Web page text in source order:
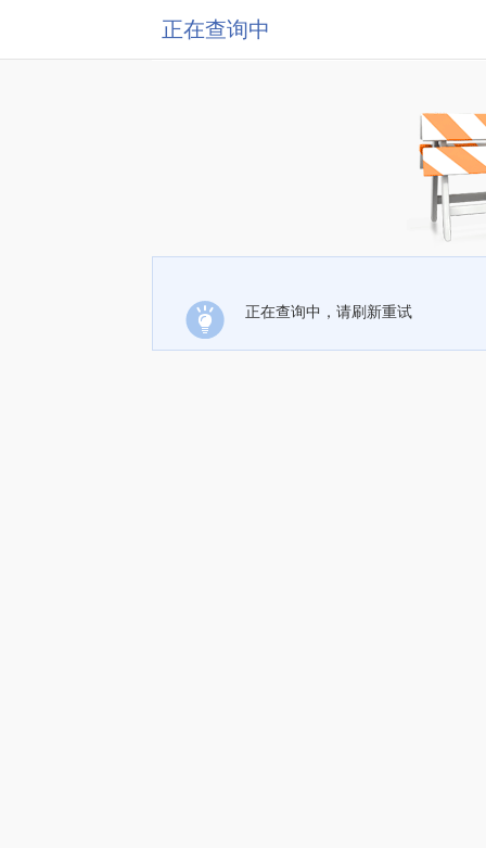
正在查询中
正在查询中，请刷新重试